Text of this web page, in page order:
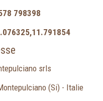
798398
srls
(Si) - Italie